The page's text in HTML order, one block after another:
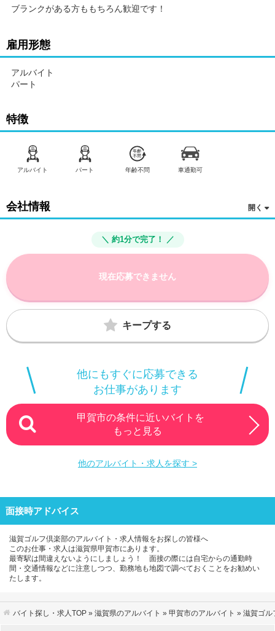
ブランクがある方ももちろん歓迎です！
雇用形態
アルバイト
パート
特徴
アルバイト パート 年齢不問 車通勤可
会社情報
＼ 約1分で完了！ ／
現在応募できません
キープする
他にもすぐに応募できる
お仕事があります
甲賀市の条件に近いバイトを
もっと見る
他のアルバイト・求人を探す >
面接時アドバイス
滋賀ゴルフ倶楽部のアルバイト・求人情報をお探しの皆様へ
このお仕事・求人は滋賀県甲賀市にあります。
最寄駅は間違えないようにしましょう！ 面接の際には自宅からの通勤時
間・交通情報などに注意しつつ、勤務地も地図で調べておくことをお勧めい
たします。
バイト探し・求人TOP » 滋賀県のアルバイト » 甲賀市のアルバイト » 滋賀ゴル